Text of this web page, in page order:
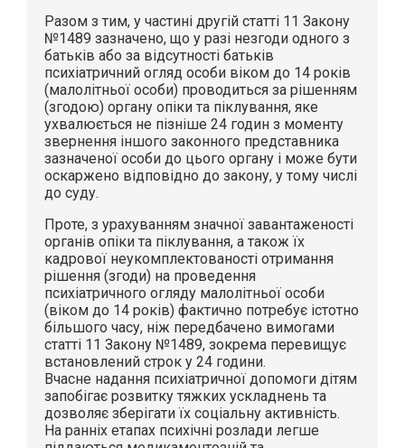
Разом з тим, у частині другій статті 11 Закону
№1489 зазначено, що у разі незгоди одного з
батьків або за відсутності батьків
психіатричний огляд особи віком до 14 років
(малолітньої особи) проводиться за рішенням
(згодою) органу опіки та піклування, яке
ухвалюється не пізніше 24 годин з моменту
звернення іншого законного представника
зазначеної особи до цього органу і може бути
оскаржено відповідно до закону, у тому числі
до суду.
Проте, з урахуванням значної завантаженості
органів опіки та піклування, а також їх
кадрової неукомплектованості отримання
рішення (згоди) на проведення
психіатричного огляду малолітньої особи
(віком до 14 років) фактично потребує істотно
більшого часу, ніж передбачено вимогами
статті 11 Закону №1489, зокрема перевищує
встановлений строк у 24 години.
Вчасне надання психіатричної допомоги дітям
запобігає розвитку тяжких ускладнень та
дозволяє зберігати їх соціальну активність.
На ранніх етапах психічні розлади легше